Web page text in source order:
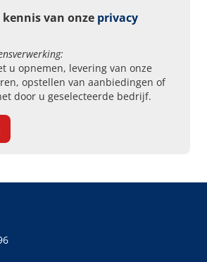
van onze privacy
u opnemen, levering van onze
opstellen van aanbiedingen of
door u geselecteerde bedrijf.